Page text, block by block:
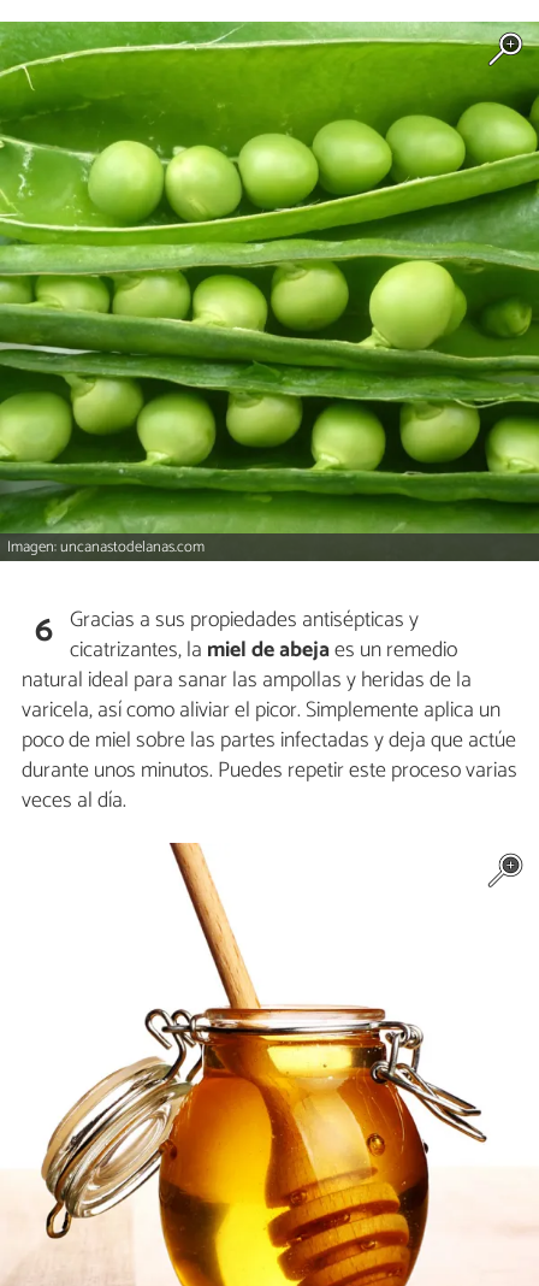
Imagen: uncanastodelanas.com
6 Gracias a sus propiedades antisépticas y
cicatrizantes, la miel de abejaes un remedio
natural ideal para sanar las ampollas y heridas de la
varicela, así como aliviar el picor. Simplemente aplica un
poco de miel sobre las partes infectadas y deja que actúe
durante unos minutos. Puedes repetir este proceso varias
veces al día.